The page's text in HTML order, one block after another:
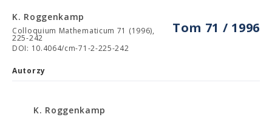
Tom 71 / 1996
K. Roggenkamp
Colloquium Mathematicum 71 (1996),
225-242
DOI: 10.4064/cm-71-2-225-242
Autorzy
K. Roggenkamp